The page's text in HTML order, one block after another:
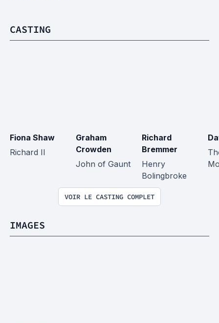
CASTING
Fiona Shaw
Richard II
Graham
Crowden
John of Gaunt
Richard
Bremmer
Henry
Bolingbroke
VOIR LE CASTING COMPLET
IMAGES